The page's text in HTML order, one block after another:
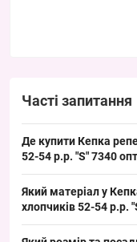
Часті запитання
Де купити Кепка
52-54 р.р. "S" 7340
7340 можна
стабільний попит у
Який матеріал у
хлопчиків 52-54 р.р.